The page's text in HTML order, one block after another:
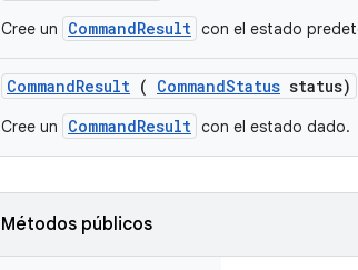
Cree un CommandResult con el estado
CommandResult ( CommandStatus status)
Cree un CommandResult con el estado dado.
Métodos públicos